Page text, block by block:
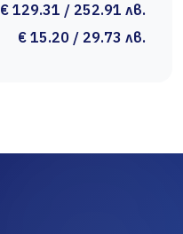
€ 129.31 / 252.91 лв.
€ 15.20 / 29.73 лв.